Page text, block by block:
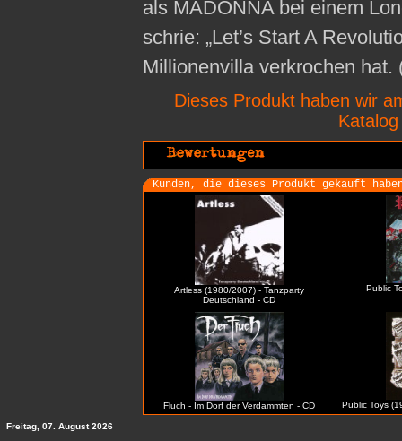
als MADONNA bei einem
schrie: „Let’s Start A
Millionenvilla verkrochen hat.
Dieses Produkt haben wir
Kunden, die dieses Produkt gekauft
Artless (1980/2007) - Tanzparty
Deutschland - CD
Public
Fluch - Im Dorf der Verdammten - CD Public Toys
Freitag, 07. August 2026